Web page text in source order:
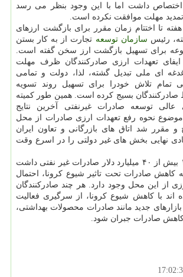
داشت اما با این وجود بنظر می رسد
تمدید مهلت موافقت نکرده است.
تا اختتام زمان مقرر برای بازگشت ارزهای
رئیس سازمان توسعه تجارت از به کار بستن
برای تسهیل بازگشت ارز سخن گفته است.
ایفای تعهدات ارزی صادرکنندگان ظرف مهلت
ای ملی تبدیل گشته، لذا، دولت و تمامی
تمام تلاش خودرا برای تسهیل روند تسویه
بسیج کرده است. همین طور کمیته
توسعه صادرات غیرنفتی آخرین نتایج
نحوه رفع تعهدات ارزی صادرات از محل
مقرر شد اتاق های بازرگانی و تعاون ایران
نهایی بخش های غیر دولتی را در اسرع وقت
ایران در سال ۱۳۹۸ بیش از ۴۰ میلیارد دلار صادرات غیر نفتی داشت
کاهش صادرات تحت تاثیر شیوع کرونا، احتمال
از این محل وجود دارد. هر چند صادرکنندگان
اند با کاهش شیوع کرونا، از سرگیری فعالیت
بازارهای جدید مانند صادرات محصولات بهداشتی،
صادرات جبران شود.